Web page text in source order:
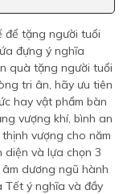
để tặng người tuổi
đựng ý nghĩa
quà tặng người tuổi
tri ân, hãy ưu tiên
hay vật phẩm bàn
vượng khí, bình an
vượng cho năm
diện và lựa chọn 3
dương ngũ hành
Tết ý nghĩa và đầy